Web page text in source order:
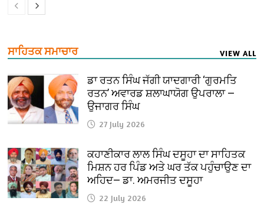
ਸਾਹਿਤਕ ਸਮਾਚਾਰ VIEW ALL
ਡਾ ਰਤਨ ਸਿੰਘ ਜੱਗੀ ਯਾਦਗਾਰੀ ‘ਗੁਰਮਤਿ
ਰਤਨ’ ਅਵਾਰਡ ਸ਼ਲਾਘਾਯੋਗ ਉਪਰਾਲਾ —
ਉਜਾਗਰ ਸਿੰਘ
27 July 2026
ਕਹਾਣੀਕਾਰ ਲਾਲ ਸਿੰਘ ਦਸੂਹਾ ਦਾ ਸਾਹਿਤਕ
ਮਿਸ਼ਨ ਹਰ ਪਿੰਡ ਅਤੇ ਘਰ ਤੱਕ ਪਹੁੰਚਾਉਣ ਦਾ
ਅਹਿਦ— ਡਾ. ਅਮਰਜੀਤ ਦਸੂਹਾ
22 July 2026